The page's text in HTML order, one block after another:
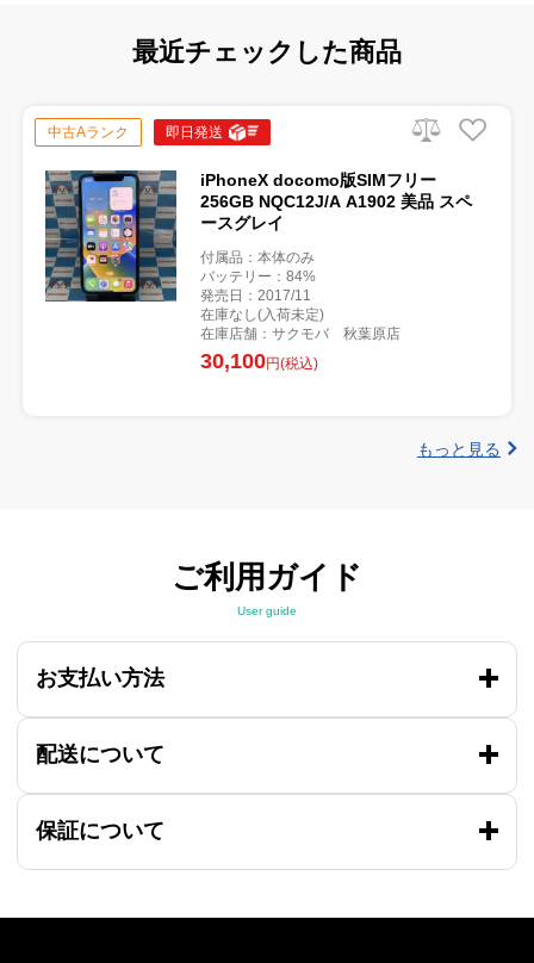
最近チェックした商品
中古Aランク 即日発送
iPhoneX docomo版SIMフリー
256GB NQC12J/A A1902 美品 スペ
ースグレイ
付属品：本体のみ
バッテリー：84%
発売日：2017/11
在庫なし(入荷未定)
在庫店舗：サクモバ 秋葉原店
30,100円(税込)
もっと見る
ご利用ガイド
User guide
お支払い方法
配送について
保証について